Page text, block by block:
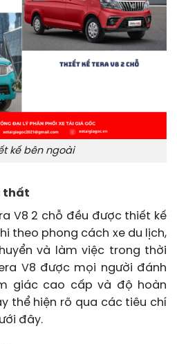
kế bên ngoài
thất
V8 2 chỗ đều được thiết kế
theo phong cách xe du lịch,
và làm việc trong thời
V8 được mọi người đánh
giác cao cấp và độ hoàn
thể hiện rõ qua các tiêu chí
đây.